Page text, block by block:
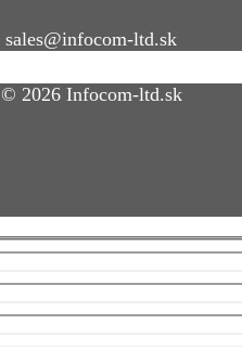
sales@infocom-ltd.sk
© 2026 Infocom-ltd.sk